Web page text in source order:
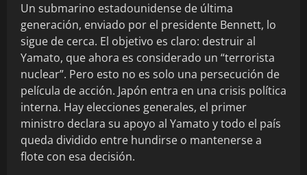
Un submarino estadounidense de última
generación, enviado por el presidente Bennett, lo
sigue de cerca. El objetivo es claro: destruir al
Yamato, que ahora es considerado un “terrorista
nuclear”. Pero esto no es solo una persecución de
película de acción. Japón entra en una crisis política
interna. Hay elecciones generales, el primer
ministro declara su apoyo al Yamato y todo el país
queda dividido entre hundirse o mantenerse a
flote con esa decisión.